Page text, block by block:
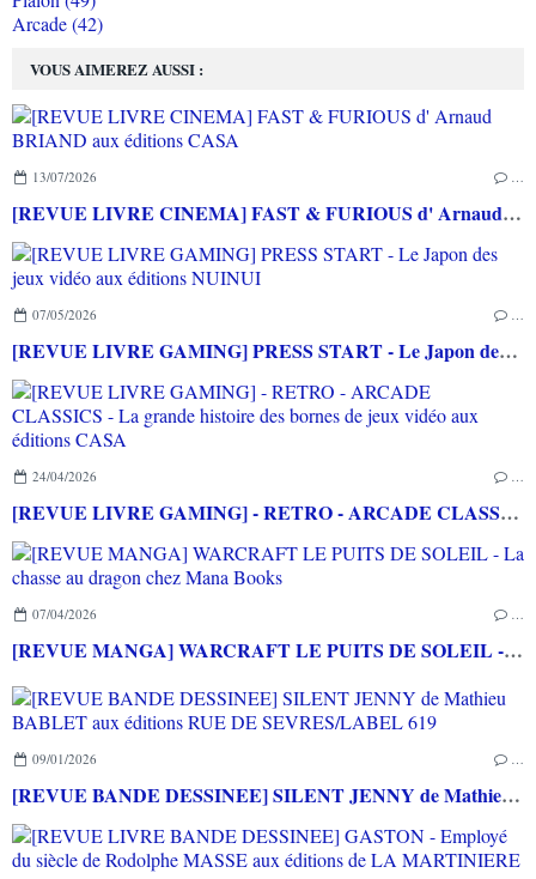
VOUS AIMEREZ AUSSI :
13/07/2026 …
[REVUE LIVRE CINEMA] FAST & FURIOUS d' Arnaud BRIAND aux éditions CASA
07/05/2026 …
[REVUE LIVRE GAMING] PRESS START - Le Japon des jeux vidéo aux éditions NUINUI
24/04/2026 …
[REVUE LIVRE GAMING] - RETRO - ARCADE CLASSICS - La grande histoire des bornes de jeux vidéo aux éditions CASA
07/04/2026 …
[REVUE MANGA] WARCRAFT LE PUITS DE SOLEIL - La chasse au dragon chez Mana Books
09/01/2026 …
[REVUE BANDE DESSINEE] SILENT JENNY de Mathieu BABLET aux éditions RUE DE SEVRES/LABEL 619
Arcade (42)